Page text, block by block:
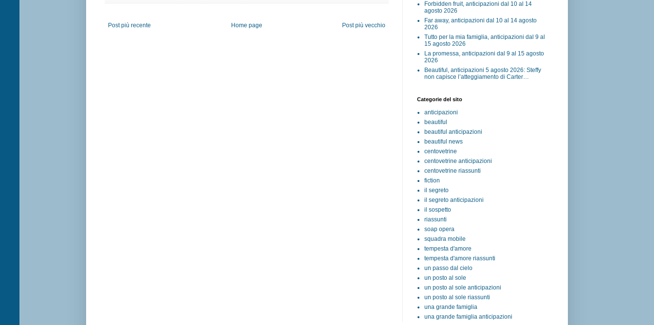
Post più recente Post più vecchio
Home page
Forbidden fruit, anticipazioni dal 10 al 14
agosto 2026
Far away, anticipazioni dal 10 al 14 agosto
2026
Tutto per la mia famiglia, anticipazioni dal 9 al
15 agosto 2026
La promessa, anticipazioni dal 9 al 15 agosto
2026
Beautiful, anticipazioni 5 agosto 2026: Steffy
non capisce l’atteggiamento di Carter…
Categorie del sito
anticipazioni
beautiful
beautiful anticipazioni
beautiful news
centovetrine
centovetrine anticipazioni
centovetrine riassunti
fiction
il segreto
il segreto anticipazioni
il sospetto
riassunti
soap opera
squadra mobile
tempesta d'amore
tempesta d'amore riassunti
un passo dal cielo
un posto al sole
un posto al sole anticipazioni
un posto al sole riassunti
una grande famiglia
una grande famiglia anticipazioni